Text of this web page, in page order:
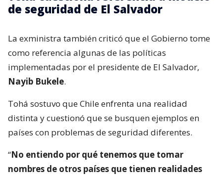
de seguridad de El Salvador
La exministra también criticó que el Gobierno tome
como referencia algunas de las políticas
implementadas por el presidente de El Salvador,
Nayib Bukele.
Tohá sostuvo que Chile enfrenta una realidad
distinta y cuestionó que se busquen ejemplos en
países con problemas de seguridad diferentes.
“No entiendo por qué tenemos que tomar
nombres de otros países que tienen realidades